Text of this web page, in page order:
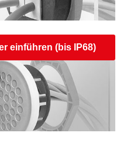
einführen (bis IP68)